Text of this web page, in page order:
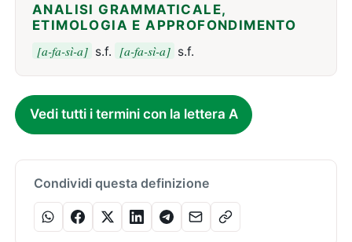
ANALISI GRAMMATICALE,
ETIMOLOGIA E APPROFONDIMENTO
[a-fa-sì-a] s.f. [a-fa-sì-a] s.f.
Vedi tutti i termini con la lettera A
Condividi questa definizione